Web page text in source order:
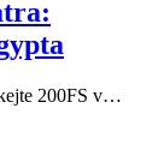
200FS v…